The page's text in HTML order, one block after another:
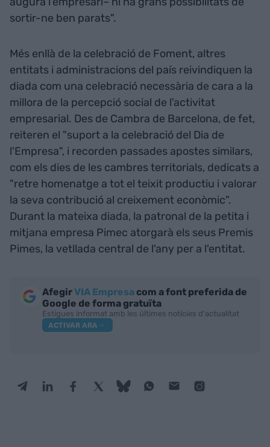
sortir-ne ben parats".
Més enllà de la celebració de Foment, altres
entitats i administracions del país reivindiquen la
diada com una celebració necessària de cara a la
millora de la percepció social de l'activitat
empresarial. Des de Cambra de Barcelona, de fet,
reiteren el "suport a la celebració del Dia de
l'Empresa", i recorden passades apostes similars,
com els dies de les cambres territorials, dedicats a
"retre homenatge a tot el teixit productiu i valorar
la seva contribució al creixement econòmic".
Durant la mateixa diada, la patronal de la petita i
mitjana empresa Pimec atorgarà els seus Premis
Pimes, la vetllada central de l'any per a l'entitat.
AfegirVIA Empresa com a font preferida de
Google de forma gratuïta
Estigues informat amb les últimes notícies d'actualitat
ACTIVAR ARA